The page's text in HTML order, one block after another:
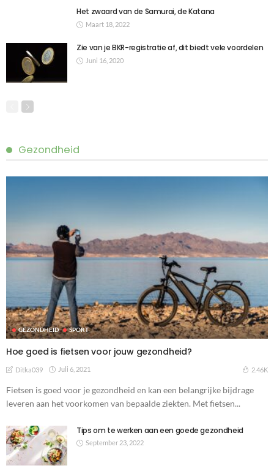
Het zwaard van de Samurai, de Katana
Maart 18, 2022
Zie van je BKR-registratie af, dit biedt vele voordelen
Juni 16, 2020
Gezondheid
GEZONDHEID SPORT
Hoe goed is fietsen voor jouw gezondheid?
Ditka039 Juli 6, 2021 2.46K
Fietsen is goed voor je gezondheid en kan een belangrijke bijdrage
leveren aan het voorkomen van bepaalde ziekten. Met fietsen...
Tips om te werken aan een goede gezondheid
September 23, 2022